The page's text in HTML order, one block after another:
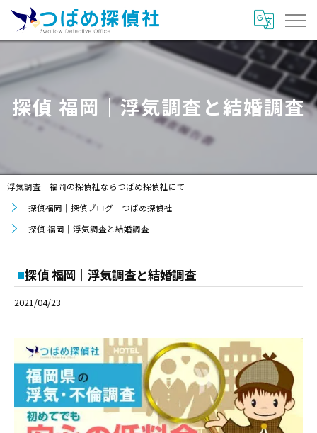
探偵 福岡｜浮気調査と結婚調査
浮気調査｜福岡の探偵社ならつばめ探偵社にて
探偵福岡｜探偵ブログ｜つばめ探偵社
探偵 福岡｜浮気調査と結婚調査
探偵 福岡｜浮気調査と結婚調査
2021/04/23